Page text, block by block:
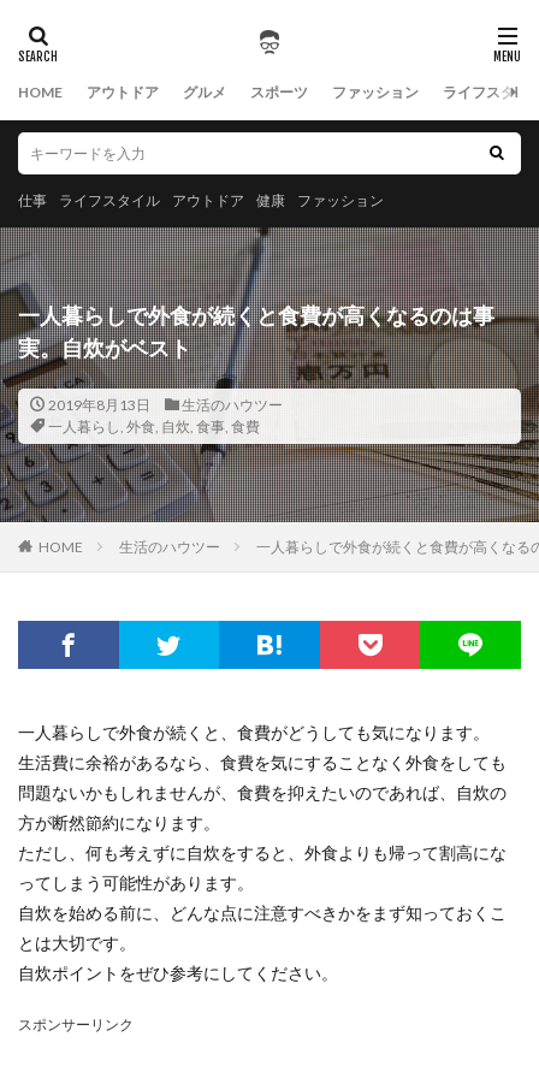
HOME アウトドア グルメ スポーツ ファッション ライフスタイ
仕事 ライフスタイル アウトドア 健康 ファッション
一人暮らしで外食が続くと食費が高くなるのは事
実。自炊がベスト
2019年8月13日
生活のハウツー
一人暮らし, 外食, 自炊, 食事, 食費
HOME 生活のハウツー 一人暮らしで外食が続くと食費が高くなる
一人暮らしで外食が続くと、食費がどうしても気になります。
生活費に余裕があるなら、食費を気にすることなく外食をしても
問題ないかもしれませんが、食費を抑えたいのであれば、自炊の
方が断然節約になります。
ただし、何も考えずに自炊をすると、外食よりも帰って割高にな
ってしまう可能性があります。
自炊を始める前に、どんな点に注意すべきかをまず知っておくこ
とは大切です。
自炊ポイントをぜひ参考にしてください。
スポンサーリンク